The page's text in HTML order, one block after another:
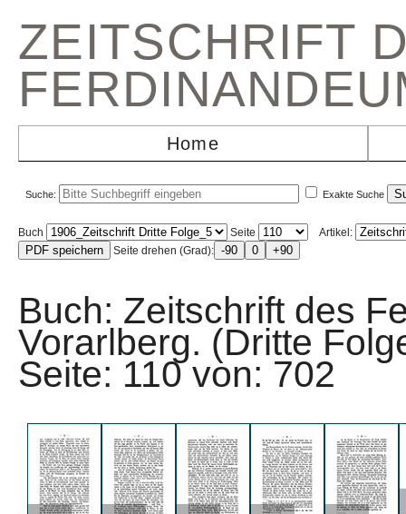
ZEITSCHRIFT
Home
Suche: Exakte Suche
Buch Seite
Artikel:
Seite drehen (Grad):
Buch: Zeitschrift des
Vorarlberg. (Dritte
Seite: 110 von: